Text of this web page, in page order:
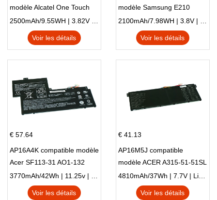
modèle Alcatel One Touch
Pop 4 Plus OT-5056D
2500mAh/9.55WH | 3.82V | Li-ion ...
Voir les détails
modèle Samsung E210
E210K i939
2100mAh/7.98WH | 3.8V | Li-ion ...
Voir les détails
€ 57.64
AP16A4K compatible modèle
Acer SF113-31 AO1-132
NE132
3770mAh/42Wh | 11.25v | Li-ion ...
Voir les détails
€ 41.13
AP16M5J compatible
modèle ACER A315-51-51SL
N17Q1 SERIES
4810mAh/37Wh | 7.7V | Li-ion ...
Voir les détails